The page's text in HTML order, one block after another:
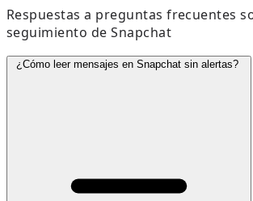
Respuestas a preguntas frecuentes
seguimiento de Snapchat
¿Cómo leer mensajes en Snapchat sin alertas?